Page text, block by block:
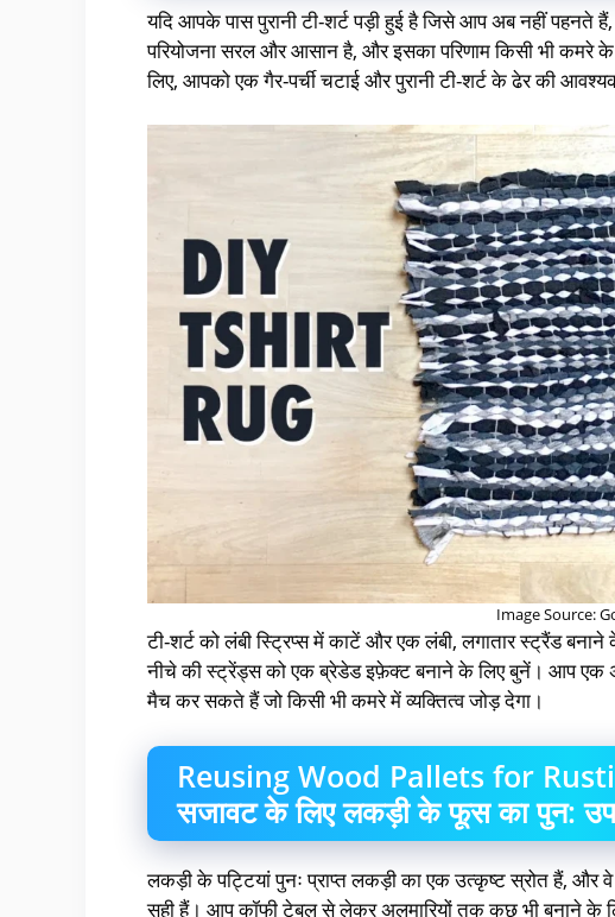
यदि आपके पास पुरानी टी-शर्ट पड़ी हुई है जिसे आप अब नहीं पहनते
परियोजना सरल और आसान है, और इसका परिणाम किसी भी कमरे
लिए, आपको एक गैर-पर्ची चटाई और पुरानी टी-शर्ट के ढेर की
Image Source:
टी-शर्ट को लंबी स्ट्रिप्स में काटें और एक लंबी, लगातार स्ट्रैंड
नीचे की स्ट्रेंड्स को एक ब्रेडेड इफ़ेक्ट बनाने के लिए बुनें। आप एक
मैच कर सकते हैं जो किसी भी कमरे में व्यक्तित्व जोड़ देगा।
Reusing Wood Pallets for
सजावट के लिए लकड़ी के फूस का पुन:
लकड़ी के पट्टियां पुनः प्राप्त लकड़ी का एक उत्कृष्ट स्रोत हैं, और
सही हैं। आप कॉफी टेबल से लेकर अलमारियों तक कुछ भी बनाने के